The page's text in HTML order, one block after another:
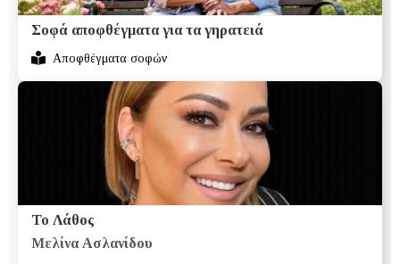
Σοφά αποφθέγματα για τα γηρατειά
Αποφθέγματα σοφών
Το Λάθος
Μελίνα Ασλανίδου